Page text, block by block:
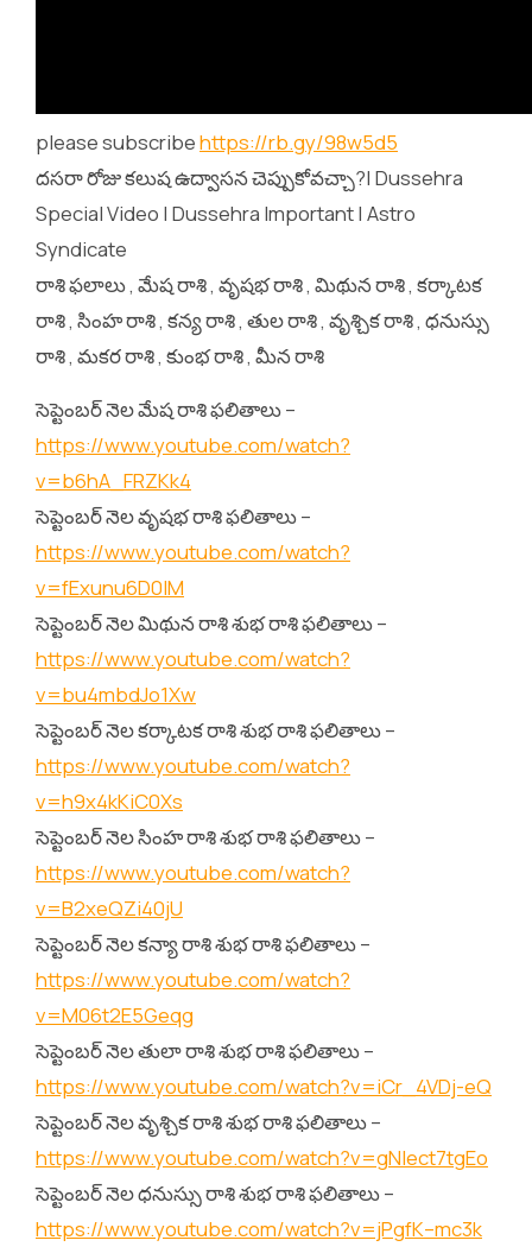
please subscribehttps://rb.gy/98w5d5
దసరా రోజు కలుష ఉద్వాసన చెప్పుకోవచ్చా?| Dussehra
Special Video | Dussehra Important | Astro
Syndicate
రాశి ఫలాలు , మేష రాశి , వృషభ రాశి , మిథున రాశి , కర్కాటక
రాశి , సింహ రాశి , కన్య రాశి , తుల రాశి , వృశ్చిక రాశి , ధనుస్సు
రాశి , మకర రాశి , కుంభ రాశి , మీన రాశి
సెప్టెంబర్ నెల మేష రాశి ఫలితాలు –
https://www.youtube.com/watch?
v=b6hA_FRZKk4
సెప్టెంబర్ నెల వృషభ రాశి ఫలితాలు –
https://www.youtube.com/watch?
v=fExunu6D0lM
సెప్టెంబర్ నెల మిథున రాశి శుభ రాశి ఫలితాలు –
https://www.youtube.com/watch?
v=bu4mbdJo1Xw
సెప్టెంబర్ నెల కర్కాటక రాశి శుభ రాశి ఫలితాలు –
https://www.youtube.com/watch?
v=h9x4kKiC0Xs
సెప్టెంబర్ నెల సింహ రాశి శుభ రాశి ఫలితాలు –
https://www.youtube.com/watch?
v=B2xeQZi40jU
సెప్టెంబర్ నెల కన్యా రాశి శుభ రాశి ఫలితాలు –
https://www.youtube.com/watch?
v=M06t2E5Geqg
సెప్టెంబర్ నెల తులా రాశి శుభ రాశి ఫలితాలు –
https://www.youtube.com/watch?v=iCr_4VDj-eQ
సెప్టెంబర్ నెల వృశ్చిక రాశి శుభ రాశి ఫలితాలు –
https://www.youtube.com/watch?v=gNIect7tgEo
సెప్టెంబర్ నెల ధనుస్సు రాశి శుభ రాశి ఫలితాలు –
https://www.youtube.com/watch?v=jPgfK–mc3k